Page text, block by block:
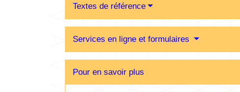
Textes de référence
Services en ligne et formulaires
Pour en savoir plus